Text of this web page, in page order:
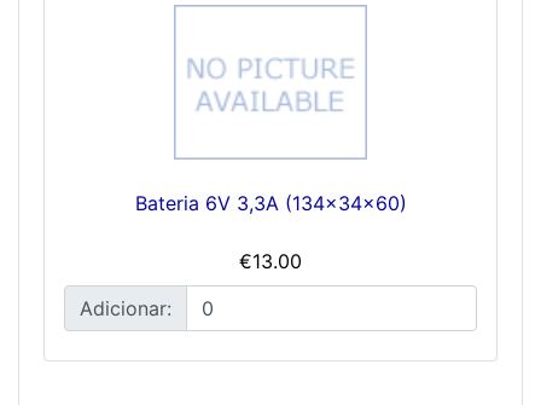
Bateria 6V 3,3A (134x34x60)
€13.00
Adicionar: